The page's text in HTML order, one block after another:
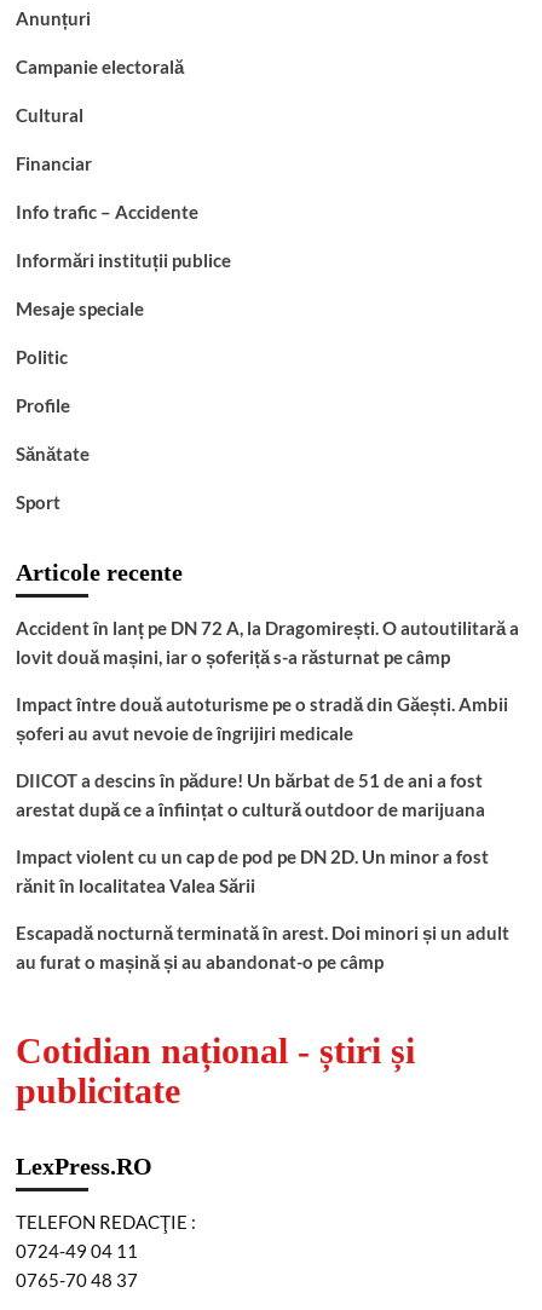
Anunțuri
Campanie electorală
Cultural
Financiar
Info trafic – Accidente
Informări instituții publice
Mesaje speciale
Politic
Profile
Sănătate
Sport
Articole recente
Accident în lanț pe DN 72 A, la Dragomirești. O autoutilitară a
lovit două mașini, iar o șoferiță s-a răsturnat pe câmp
Impact între două autoturisme pe o stradă din Găești. Ambii
șoferi au avut nevoie de îngrijiri medicale
DIICOT a descins în pădure! Un bărbat de 51 de ani a fost
arestat după ce a înființat o cultură outdoor de marijuana
Impact violent cu un cap de pod pe DN 2D. Un minor a fost
rănit în localitatea Valea Sării
Escapadă nocturnă terminată în arest. Doi minori și un adult
au furat o mașină și au abandonat-o pe câmp
Cotidian național - știri și
publicitate
LexPress.RO
TELEFON REDACŢIE :
0724-49 04 11
0765-70 48 37